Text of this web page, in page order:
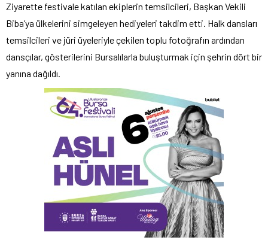
Ziyarette festivale katılan ekiplerin temsilcileri, Başkan Vekili
Biba’ya ülkelerini simgeleyen hediyeleri takdim etti. Halk dansları
temsilcileri ve jüri üyeleriyle çekilen toplu fotoğrafın ardından
dansçılar, gösterilerini Bursalılarla buluşturmak için şehrin dört bir
yanına dağıldı.